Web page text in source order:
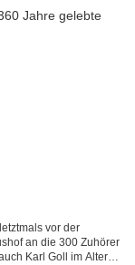
vor der
an die 300 Zuhörer
Karl Goll im Alter